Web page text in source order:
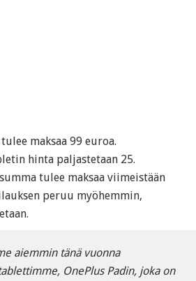
maksaa 99 euroa.
hinta paljastetaan 25.
tulee maksaa viimeistään
peruu myöhemmin,
aiemmin tänä vuonna
OnePlus Padin, joka on